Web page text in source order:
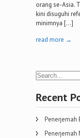
orang se-Asia.
kini disuguhi
minimnya […]
read more →
Recent
Penerjemah
Penerjemah